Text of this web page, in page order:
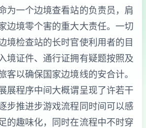
为一个边境查看站的负责员，肩
边境零个害的重大大责任。一切
境检查站的长时官使利用者的目
境证件、通行证拥有疑题按照及
客以确保国家边境线的安合计。
展程序中间大概谓呈现了许若干
步推进步游戏流程同时间可以感
的趣味化，同时在流程中不时穿